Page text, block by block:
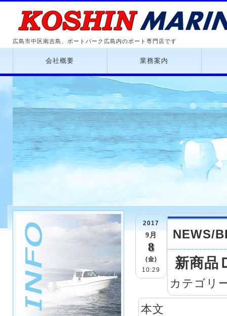
広島市中区南吉島、ボートパーク広島内のボート専門店です
会社概要 業務案内
2017
9月
8
(金)
10:29
NEWS/
新商品
カテゴリ
本文